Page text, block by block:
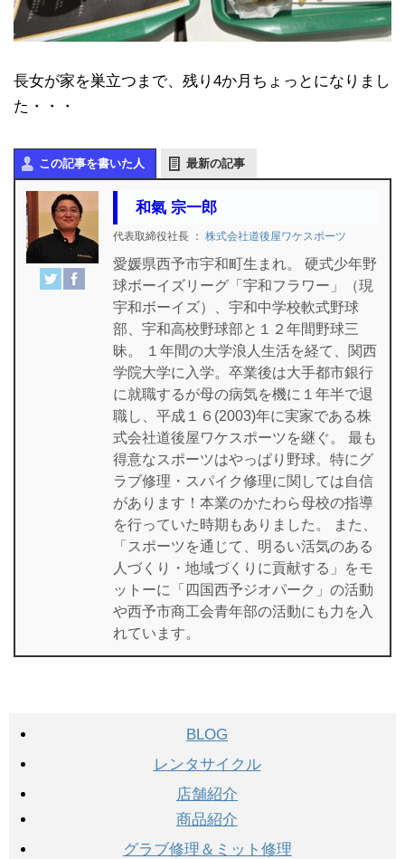
長女が家を巣立つまで、残り4か月ちょっとになりまし
た・・・
この記事を書いた人 最新の記事
和氣 宗一郎
代表取締役社長 ： 株式会社道後屋ワケスポーツ
愛媛県西予市宇和町生まれ。 硬式少年野
球ボーイズリーグ「宇和フラワー」（現
宇和ボーイズ）、宇和中学校軟式野球
部、宇和高校野球部と１２年間野球三
昧。 １年間の大学浪人生活を経て、関西
学院大学に入学。卒業後は大手都市銀行
に就職するが母の病気を機に１年半で退
職し、平成１６(2003)年に実家である株
式会社道後屋ワケスポーツを継ぐ。 最も
得意なスポーツはやっぱり野球。特にグ
ラブ修理・スパイク修理に関しては自信
があります！本業のかたわら母校の指導
を行っていた時期もありました。 また、
「スポーツを通じて、明るい活気のある
人づくり・地域づくりに貢献する」をモ
ットーに「四国西予ジオパーク」の活動
や西予市商工会青年部の活動にも力を入
れています。
BLOG
レンタサイクル
店舗紹介
商品紹介
グラブ修理＆ミット修理